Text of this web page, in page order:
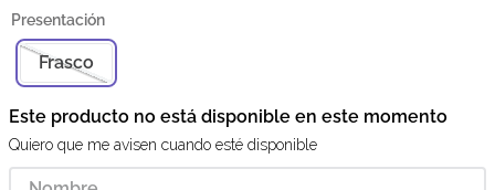
Frasco
Este producto no está disponible en este momento
Quiero que me avisen cuando esté disponible